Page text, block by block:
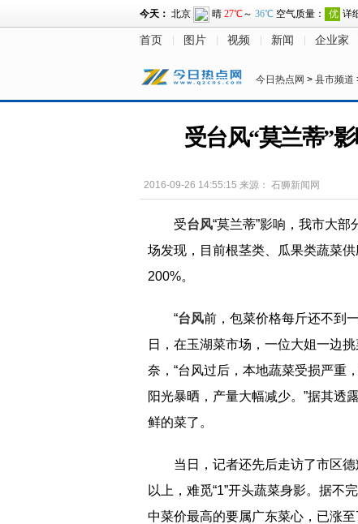
首页 图片 视频 新闻 企业家
今日热点网 > 县市频道
受台风“莫兰蒂”
2016-09-26 14:55:15 来源： 石狮新闻网
受台风“莫兰蒂”影响，我市大
场发现，目前根茎类、瓜果类蔬菜
200%。
“台风前，包菜价格每斤还不到
日，在玉湖菜市场，一位大姐一边
奈，“台风过后，本地蔬菜受损严重
阳光暴晒，产量大幅减少。”据其透
鲜的菜了。
当日，记者还先后走访了市区
以上，难觅“1”开头蔬菜身影。据不
中菜价最高的要属广东菜心，已涨